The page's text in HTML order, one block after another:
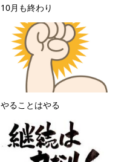
10月も終わり
やることはやる